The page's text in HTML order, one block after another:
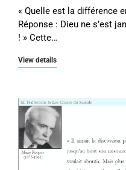
« Quelle est la différence
Réponse : Dieu ne s’est
! » Cette…
View details